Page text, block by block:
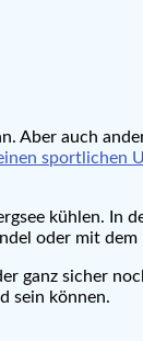
Aber auch
sportlichen
kühlen.
oder mit dem
ganz sicher
sein können.